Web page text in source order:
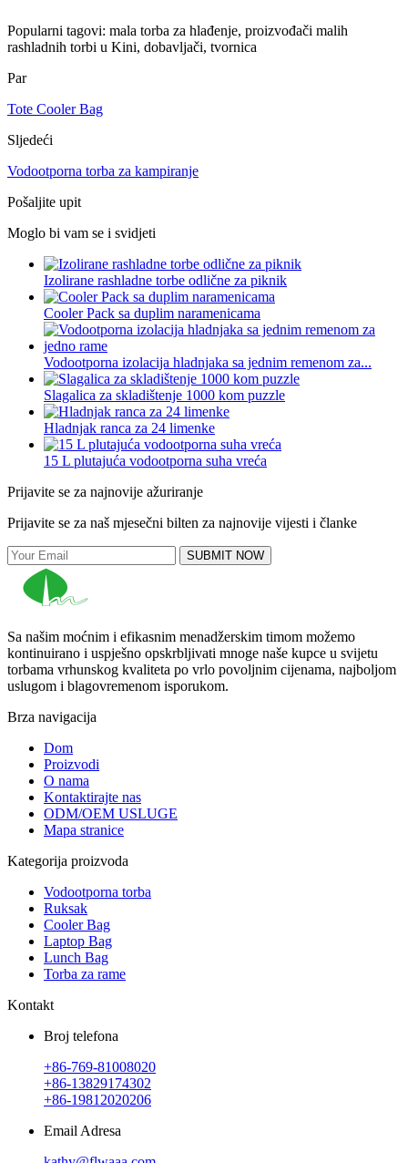
Popularni tagovi: mala torba za hlađenje, proizvođači malih
rashladnih torbi u Kini, dobavljači, tvornica
Par
Tote Cooler Bag
Sljedeći
Vodootporna torba za kampiranje
Pošaljite upit
Moglo bi vam se i svidjeti
Izolirane rashladne torbe odlične za piknik
Cooler Pack sa duplim naramenicama
Vodootporna izolacija hladnjaka sa jednim remenom za...
Slagalica za skladištenje 1000 kom puzzle
Hladnjak ranca za 24 limenke
15 L plutajuća vodootporna suha vreća
Prijavite se za najnovije ažuriranje
Prijavite se za naš mjesečni bilten za najnovije vijesti i članke
SUBMIT NOW
Sa našim moćnim i efikasnim menadžerskim timom možemo
kontinuirano i uspješno opskrbljivati ​​mnoge naše kupce u svijetu
torbama vrhunskog kvaliteta po vrlo povoljnim cijenama, najboljom
uslugom i blagovremenom isporukom.
Brza navigacija
Dom
Proizvodi
O nama
Kontaktirajte nas
ODM/OEM USLUGE
Mapa stranice
Kategorija proizvoda
Vodootporna torba
Ruksak
Cooler Bag
Laptop Bag
Lunch Bag
Torba za rame
Kontakt
Broj telefona
+86-769-81008020
+86-13829174302
+86-19812020206
Email Adresa